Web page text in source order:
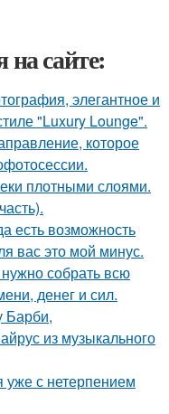
на сайте:
элегантное и
"Luxury Lounge".
которое
плотными слоями.
есть возможность
вас это мой минус.
собрать всю
денег и сил.
Барби,
из музыкального
с нетерпением